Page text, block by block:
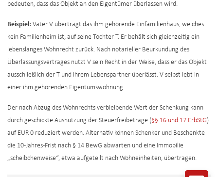
bedeuten, dass das Objekt an den Eigentümer überlassen wird.
Beispiel: Vater V überträgt das ihm gehörende Einfamilienhaus, welches
kein Familienheim ist, auf seine Tochter T. Er behält sich gleichzeitig ein
lebenslanges Wohnrecht zurück. Nach notarieller Beurkundung des
Überlassungsvertrages nutzt V sein Recht in der Weise, dass er das Objekt
ausschließlich der T und ihrem Lebenspartner überlässt. V selbst lebt in
einer ihm gehörenden Eigentumswohnung.
Der nach Abzug des Wohnrechts verbleibende Wert der Schenkung kann
durch geschickte Ausnutzung der Steuerfreibeträge (§§ 16 und 17 ErbStG)
auf EUR 0 reduziert werden. Alternativ können Schenker und Beschenkte
die 10-Jahres-Frist nach § 14 BewG abwarten und eine Immobilie
„scheibchenweise“, etwa aufgeteilt nach Wohneinheiten, übertragen.